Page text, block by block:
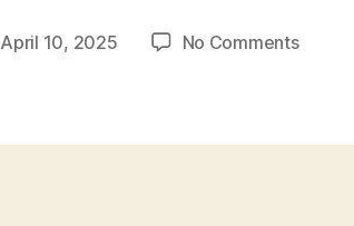
April 10, 2025 No Comments